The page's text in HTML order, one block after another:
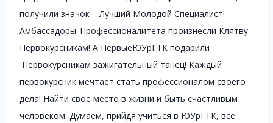
получили значок – Лучший Молодой Специалист!
Амбассадоры_Профессионалитета произнесли Клятву
Первокурсникам! А ПервыеЮУрГТК подарили
Первокурсникам зажигательный танец! Каждый
первокурсник мечтает стать профессионалом своего
дела! Найти своё место в жизни и быть счастливым
человеком. Думаем, прийдя учиться в ЮУрГТК, все